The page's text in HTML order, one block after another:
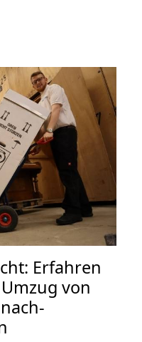
Erfahren
von